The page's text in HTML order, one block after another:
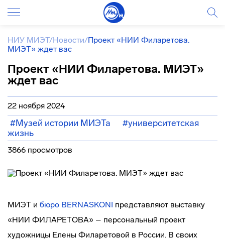
НИУ МИЭТ/Новости/Проект «НИИ Филаретова.
МИЭТ» ждет вас
Проект «НИИ Филаретова. МИЭТ»
ждет вас
22 ноября 2024
#Музей истории МИЭТа
#университетская
жизнь
3866 просмотров
МИЭТ и бюро BERNASKONI представляют выставку
«НИИ ФИЛАРЕТОВА» – персональный проект
художницы Елены Филаретовой в России. В своих